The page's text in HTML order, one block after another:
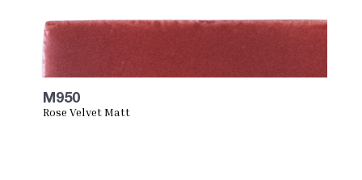
M950
Rose Velvet Matt